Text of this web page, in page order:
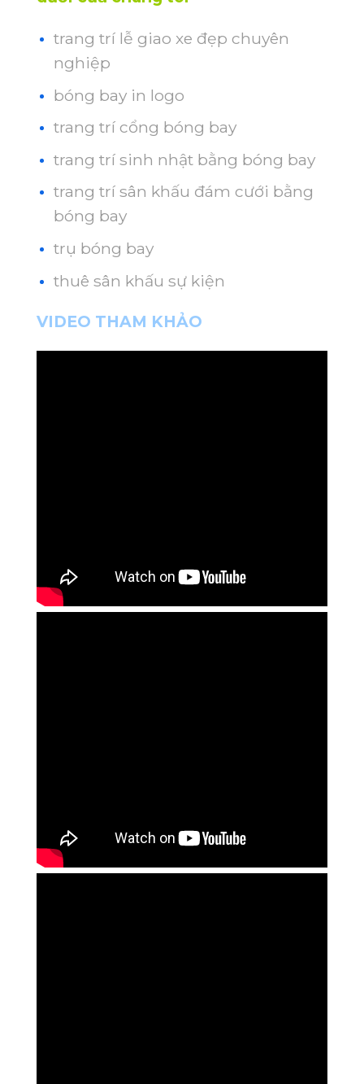
trang trí lễ giao xe đẹp chuyên
nghiệp
bóng bay in logo
trang trí cổng bóng bay
trang trí sinh nhật bằng bóng bay
trang trí sân khấu đám cưới bằng
bóng bay
trụ bóng bay
thuê sân khấu sự kiện
VIDEO THAM KHẢO